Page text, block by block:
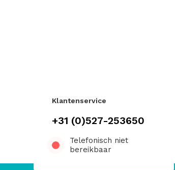
Klantenservice
+31 (0)527-253650
Telefonisch niet
bereikbaar